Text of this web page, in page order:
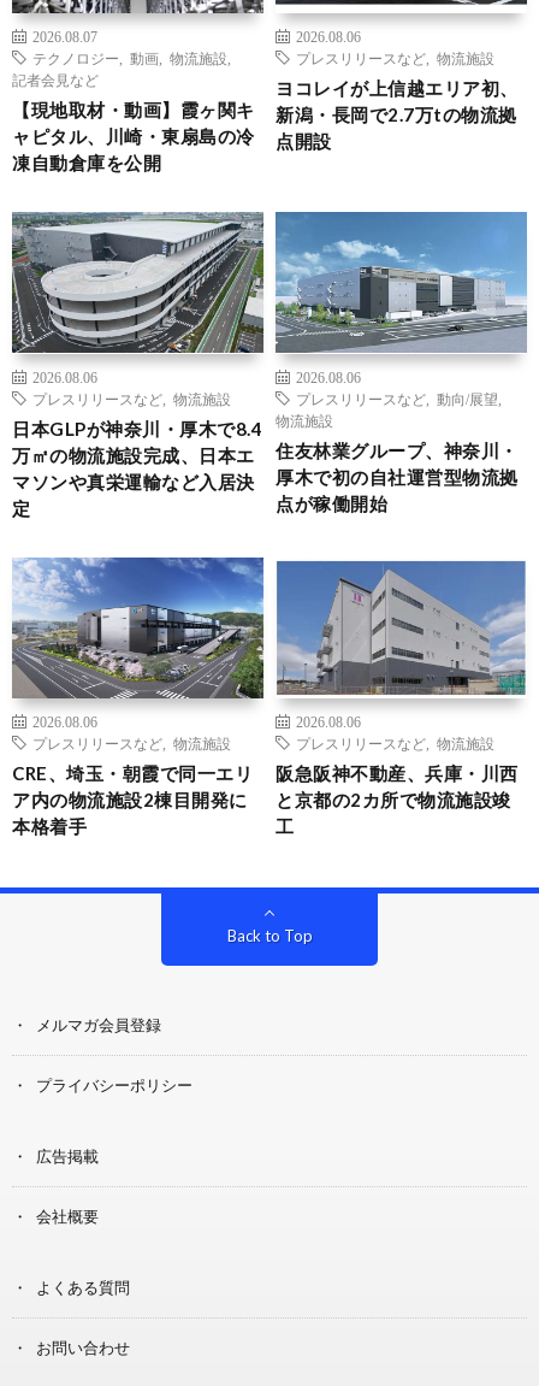
2026.08.07
テクノロジー
動画 物流施設
記者会見など
【現地取材・動画】霞ヶ関キ
ャピタル、川崎・東扇島の冷
凍自動倉庫を公開
2026.08.06
プレスリリースなど
物流施設
ヨコレイが上信越エリア初、
新潟・長岡で2.7万tの物流拠
点開設
2026.08.06
プレスリリースなど
物流施設
日本GLPが神奈川・厚木で8.4
万㎡の物流施設完成、日本エ
マソンや真栄運輸など入居決
定
2026.08.06
プレスリリースなど
動向/展望
物流施設
住友林業グループ、神奈川・
厚木で初の自社運営型物流拠
点が稼働開始
2026.08.06
プレスリリースなど
物流施設
CRE、埼玉・朝霞で同一エリ
ア内の物流施設2棟目開発に
本格着手
2026.08.06
プレスリリースなど
物流施設
阪急阪神不動産、兵庫・川西
と京都の2カ所で物流施設竣
工
Back to Top
メルマガ会員登録
プライバシーポリシー
広告掲載
会社概要
よくある質問
お問い合わせ